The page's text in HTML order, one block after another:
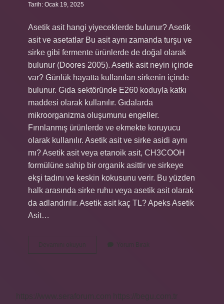
Tarih: Ocak 19, 2025
Asetik asit hangi yiyeceklerde bulunur? Asetik
asit ve asetatlar Bu asit aynı zamanda turşu ve
sirke gibi fermente ürünlerde de doğal olarak
bulunur (Doores 2005). Asetik asit neyin içinde
var? Günlük hayatta kullanılan sirkenin içinde
bulunur. Gıda sektöründe E260 koduyla katkı
maddesi olarak kullanılır. Gıdalarda
mikroorganizma oluşumunu engeller.
Fırınlanmış ürünlerde ve ekmekte koruyucu
olarak kullanılır. Asetik asit ve sirke asidi aynı
mı? Asetik asit veya etanoik asit, CH3COOH
formülüne sahip bir organik asittir ve sirkeye
ekşi tadını ve keskin kokusunu verir. Bu yüzden
halk arasında sirke ruhu veya asetik asit olarak
da adlandırılır. Asetik asit kaç TL? Apeks Asetik
Asit…
Devamını okuyun
Asit
Yorum Bırak
https://www.seraforum.com
https://begu.com.tr